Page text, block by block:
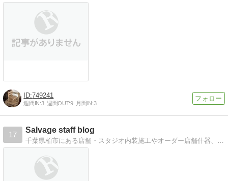
749241
週間IN:3 週間OUT:9 月間IN:3
17
Salvage staff blog
千葉県柏市にある店舗・スタジオ内装施工やオーダー店舗什器、家具等の製作を行っているSALVAGE【サルベージ】のスタッフが日々の作業などを綴っています。